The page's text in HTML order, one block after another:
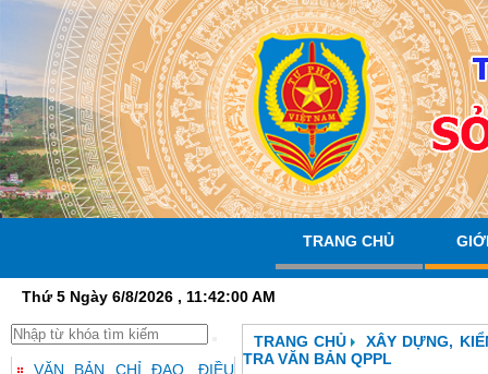
TRANG CHỦ
Thứ 5 Ngày 6/8/2026 , 11:42:01 AM
VĂN BẢN CHỈ ĐẠO, ĐIỀU
TRANG CHỦ
XÂY DỰNG,
TRA VĂN BẢN QPPL